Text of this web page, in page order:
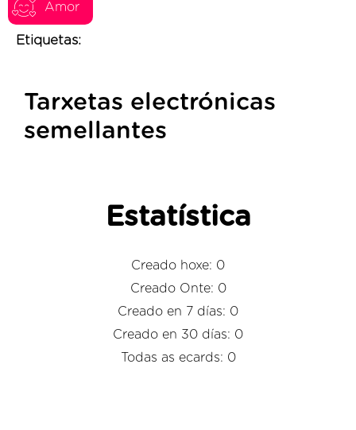
Amor
Etiquetas:
Tarxetas electrónicas
semellantes
Estatística
Creado hoxe: 0
Creado Onte: 0
Creado en 7 días: 0
Creado en 30 días: 0
Todas as ecards: 0